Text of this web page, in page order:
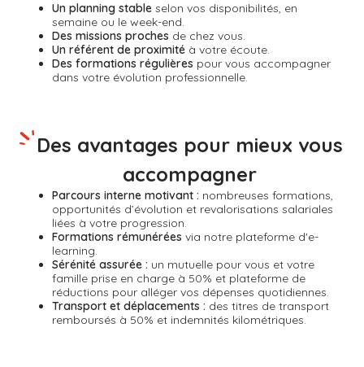
Un planning stable selon vos disponibilités, en
semaine ou le week-end.
Des missions proches de chez vous.
Un référent de proximité à votre écoute.
Des formations régulières pour vous accompagner
dans votre évolution professionnelle.
Parcours interne motivant : nombreuses formations,
opportunités d’évolution et revalorisations salariales
liées à votre progression.
Formations rémunérées via notre plateforme d'e-
learning.
Sérénité assurée : un mutuelle pour vous et votre
famille prise en charge à 50% et plateforme de
réductions pour alléger vos dépenses quotidiennes.
Transport et déplacements : des titres de transport
remboursés à 50% et indemnités kilométriques.
Des avantages pour mieux vous
accompagner